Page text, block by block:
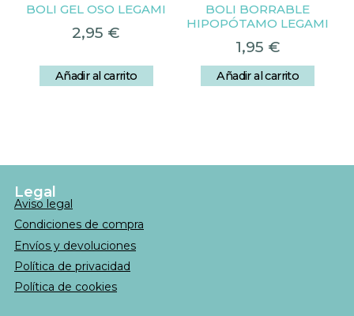
BOLI GEL OSO LEGAMI
2,95 €
Añadir al carrito
BOLI BORRABLE
HIPOPÓTAMO LEGAMI
1,95 €
Añadir al carrito
Legal
Aviso legal
Condiciones de compra
Envíos y devoluciones
Política de privacidad
Política de cookies